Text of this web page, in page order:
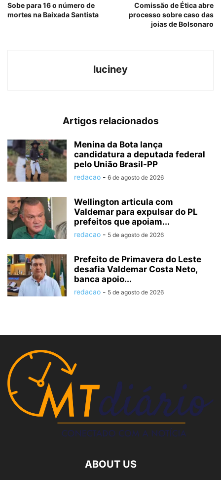
Sobe para 16 o número de
mortes na Baixada Santista
Comissão de Ética abre
processo sobre caso das
joias de Bolsonaro
luciney
Artigos relacionados
Menina da Bota lança
candidatura a deputada federal
pelo União Brasil-PP
redacao - 6 de agosto de 2026
Wellington articula com
Valdemar para expulsar do PL
prefeitos que apoiam...
redacao - 5 de agosto de 2026
Prefeito de Primavera do Leste
desafia Valdemar Costa Neto,
banca apoio...
redacao - 5 de agosto de 2026
ABOUT US